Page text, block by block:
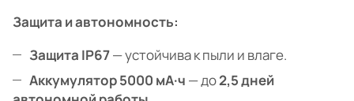
Защита и автономность:
Защита IP67— устойчива к пыли и влаге.
Аккумулятор 5000 мА·ч — до2,5 дней